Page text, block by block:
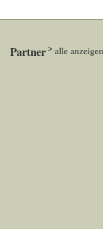
Partner alle anzeigen